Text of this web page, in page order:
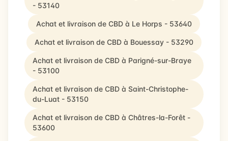
- 53140
Achat et livraison de CBD à Le Horps - 53640
Achat et livraison de CBD à Bouessay - 53290
Achat et livraison de CBD à Parigné-sur-Braye
- 53100
Achat et livraison de CBD à Saint-Christophe-
du-Luat - 53150
Achat et livraison de CBD à Châtres-la-Forêt -
53600